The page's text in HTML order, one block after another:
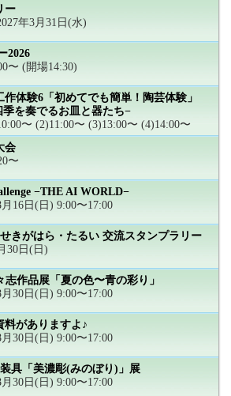
ー
年3月31日(水)
2026
〜 (開場14:30)
作体験6「初めてでも簡単！陶芸体験」
を奏でるお皿と器たち−
〜 (2)11:00〜 (3)13:00〜 (4)14:00〜
会
〜
−THE AI WORLD−
16日(日) 9:00〜17:00
きがはら・たるい 交流スタンプラリー
30日(日)
作品展「夏の色〜青の彩り」
30日(日) 9:00〜17:00
料がありますよ♪
30日(日) 9:00〜17:00
具「美濃彫(みのぼり)」展
30日(日) 9:00〜17:00